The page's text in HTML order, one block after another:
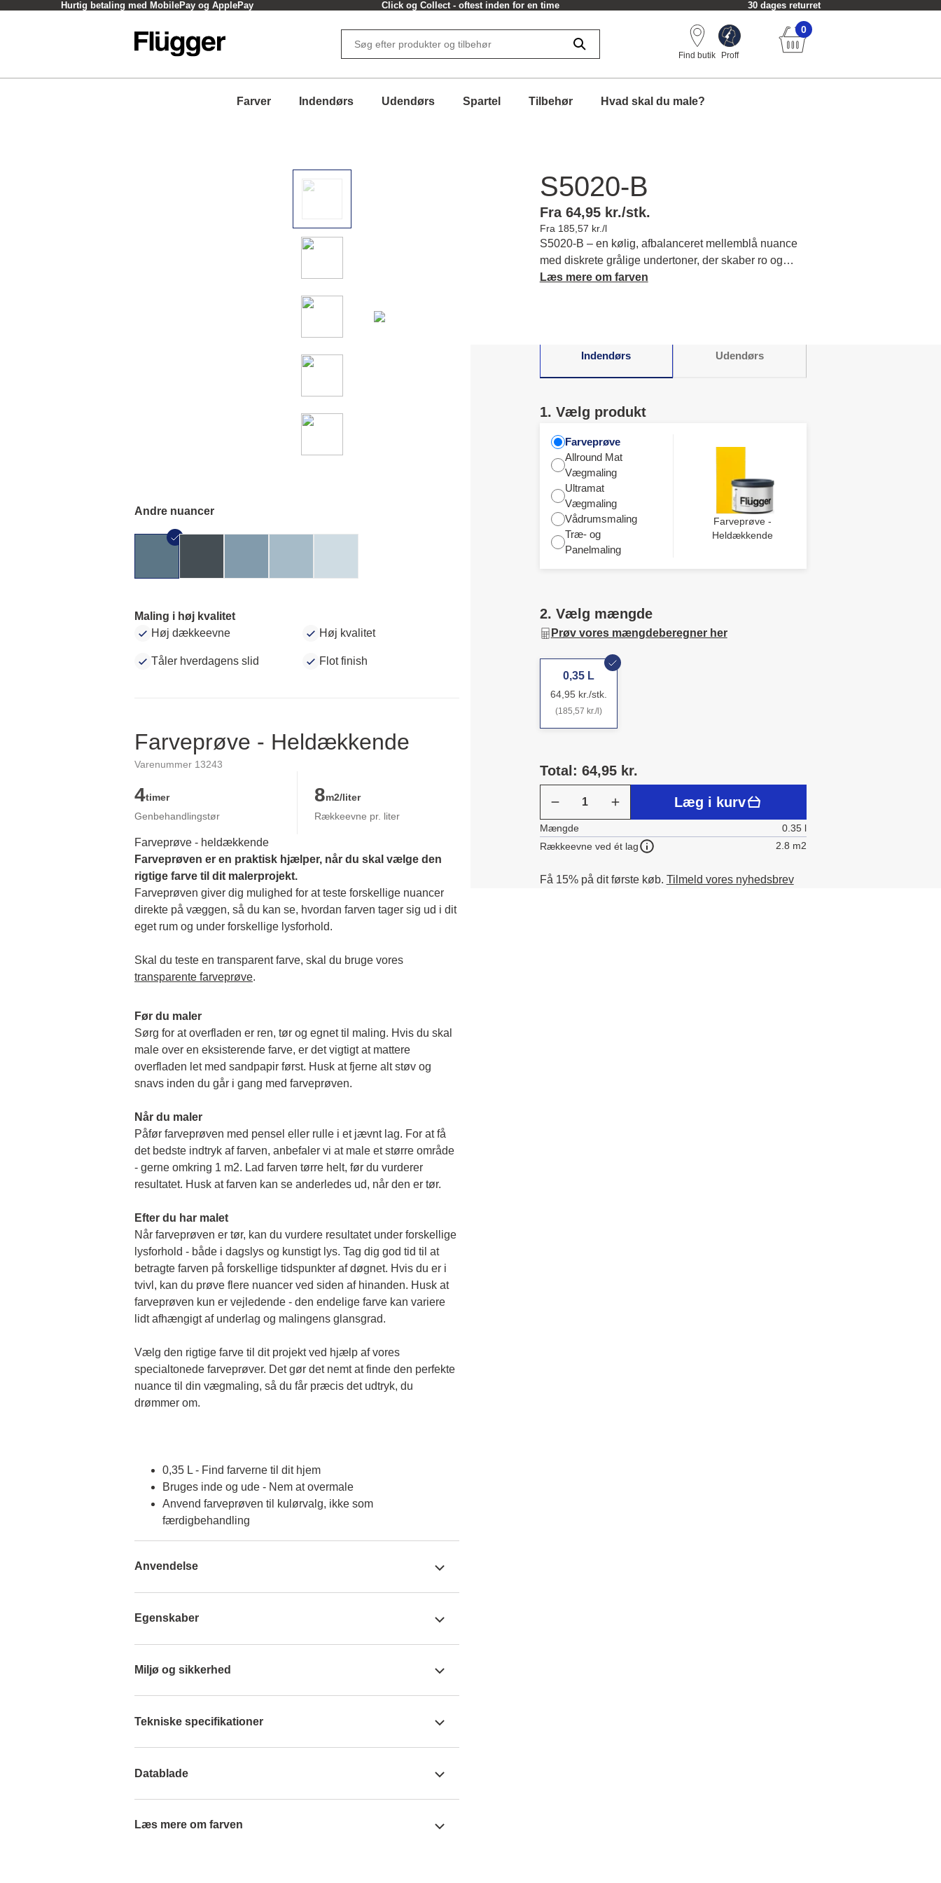
Hurtig betaling med MobilePay og ApplePay Click og Collect - oftest inden for en time 30 dages returret
Find butik Proff
0
Farver Indendørs Udendørs Spartel Tilbehør Hvad skal du male?
Andre nuancer
Maling i høj kvalitet
Høj dækkeevne
Høj kvalitet
Tåler hverdagens slid Flot finish
Farveprøve - Heldækkende
Varenummer 13243
4timer
Genbehandlingstør
8m2/liter
Rækkeevne pr. liter
Farveprøve - heldækkende
Farveprøven er en praktisk hjælper, når du skal vælge den
rigtige farve til dit malerprojekt.
Farveprøven giver dig mulighed for at teste forskellige nuancer
direkte på væggen, så du kan se, hvordan farven tager sig ud i dit
eget rum og under forskellige lysforhold.
transparente farveprøve.
Før du maler
Sørg for at overfladen er ren, tør og egnet til maling. Hvis du skal
male over en eksisterende farve, er det vigtigt at mattere
overfladen let med sandpapir først. Husk at fjerne alt støv og
snavs inden du går i gang med farveprøven.
Når du maler
Påfør farveprøven med pensel eller rulle i et jævnt lag. For at få
det bedste indtryk af farven, anbefaler vi at male et større område
- gerne omkring 1 m2. Lad farven tørre helt, før du vurderer
resultatet. Husk at farven kan se anderledes ud, når den er tør.
Efter du har malet
Når farveprøven er tør, kan du vurdere resultatet under forskellige
lysforhold - både i dagslys og kunstigt lys. Tag dig god tid til at
betragte farven på forskellige tidspunkter af døgnet. Hvis du er i
tvivl, kan du prøve flere nuancer ved siden af hinanden. Husk at
farveprøven kun er vejledende - den endelige farve kan variere
lidt afhængigt af underlag og malingens glansgrad.
Vælg den rigtige farve til dit projekt ved hjælp af vores
specialtonede farveprøver. Det gør det nemt at finde den perfekte
nuance til din vægmaling, så du får præcis det udtryk, du
drømmer om.
0,35 L - Find farverne til dit hjem
Bruges inde og ude - Nem at overmale
Anvend farveprøven til kulørvalg, ikke som
færdigbehandling
Anvendelse
Egenskaber
Miljø og sikkerhed
Tekniske specifikationer
Datablade
Læs mere om farven
S5020-B
Fra 64,95 kr./stk.
Fra 185,57 kr./l
S5020-B – en kølig, afbalanceret mellemblå nuance
med diskrete grålige undertoner, der skaber ro og
harmoni i din bolig. Læs mere om farvens karakter og
Læs mere om farven
Indendørs Udendørs
1. Vælg produkt
Farveprøve
Allround Mat
Vægmaling
Ultramat
Vægmaling
Vådrumsmaling
Træ- og
Panelmaling
Farveprøve -
Heldækkende
2. Vælg mængde
Prøv vores mængdeberegner her
0,35 L
64,95 kr./stk.
(185,57 kr./l)
Total: 64,95 kr.
Læg i kurv
Mængde
0.35 l
Rækkeevne ved ét lag
2.8 m2
Få 15% på dit første køb. Tilmeld vores nyhedsbrev